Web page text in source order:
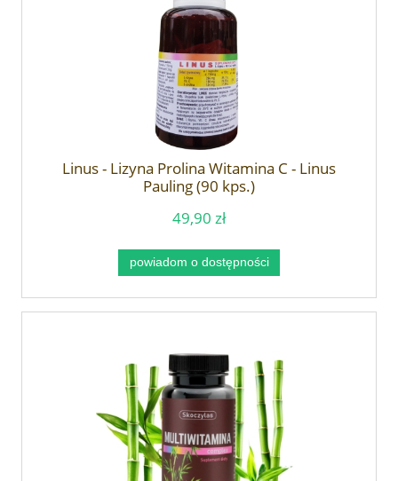
Linus - Lizyna Prolina Witamina C - Linus
Pauling (90 kps.)
49,90 zł
powiadom o dostępności